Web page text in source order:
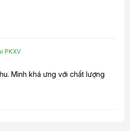
PKXV
Mình khá ưng với chất lượng